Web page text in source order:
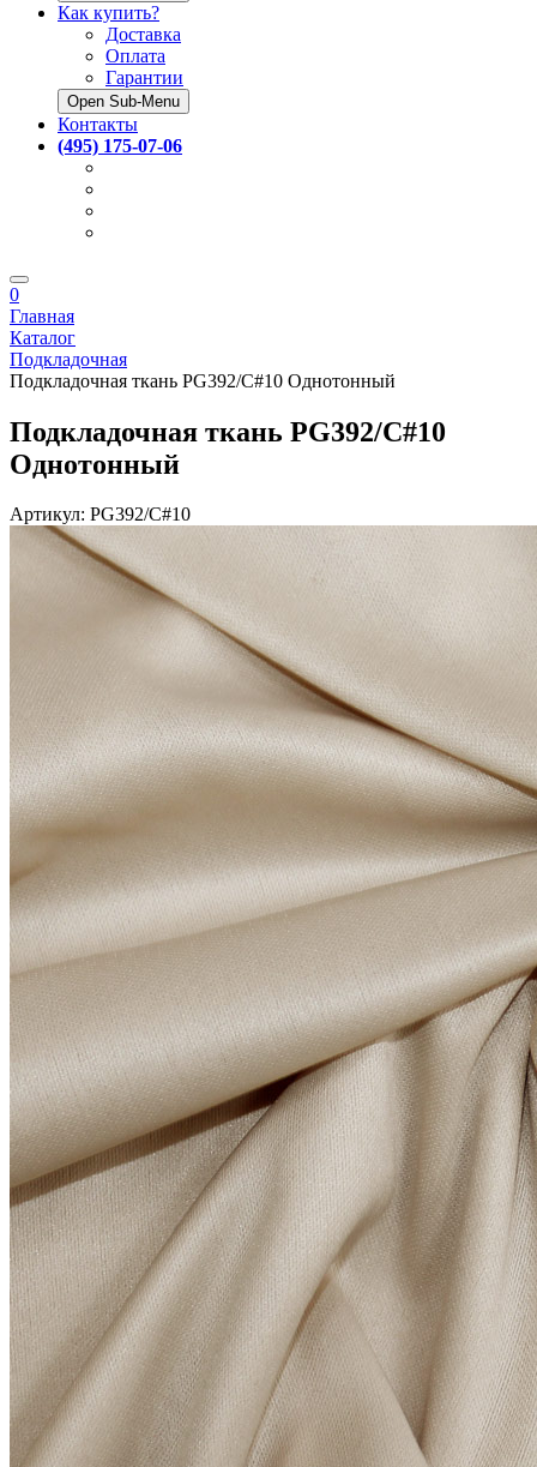
Как купить?
Доставка
Оплата
Гарантии
Open Sub-Menu
Контакты
(495) 175-07-06
0
Главная
Каталог
Подкладочная
Подкладочная ткань PG392/C#10 Однотонный
Подкладочная ткань PG392/C#10
Однотонный
Артикул: PG392/C#10